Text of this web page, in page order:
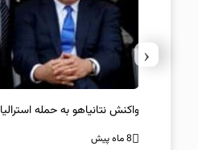
واکنش نتانیاهو به حمله استرالیا
8 ماه پیش
‹